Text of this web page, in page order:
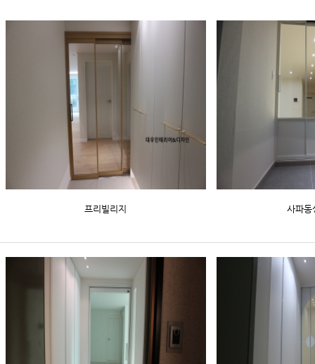
프리빌리지 사파